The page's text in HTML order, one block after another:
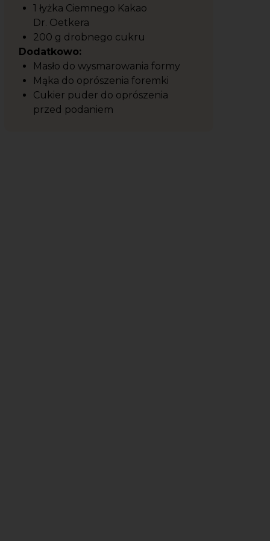
1 łyżka Ciemnego Kakao
Dr. Oetkera
200 g drobnego cukru
Dodatkowo:
Masło do wysmarowania formy
Mąka do oprószenia foremki
Cukier puder do oprószenia
przed podaniem